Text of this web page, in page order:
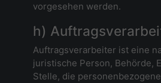
vorgesehen werden.
h)
Auftragsverarbeiter ist eine
juristische Person, Behörde,
Stelle, die